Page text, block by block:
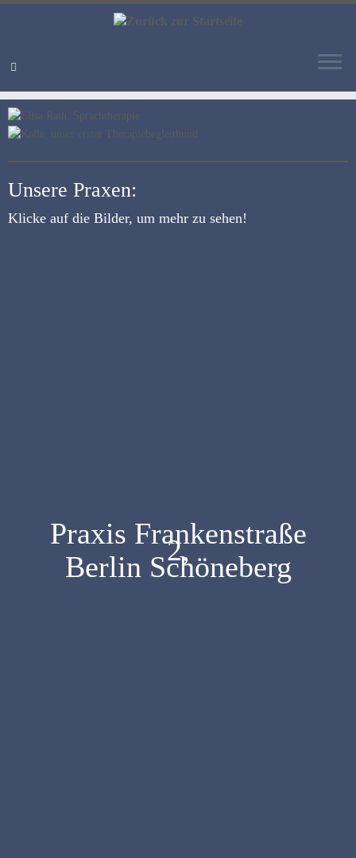
Zum
Inhalt
springen
Unsere Praxen:
Klicke auf die Bilder, um mehr zu sehen!
Praxis Frankenstraße
2,
Berlin Schöneberg